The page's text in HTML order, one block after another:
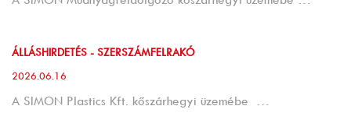
ÁLLÁSHIRDETÉS - SZERSZÁMFELRAKÓ
2026.06.16
A SIMON Plastics Kft. kőszárhegyi üzemébe …